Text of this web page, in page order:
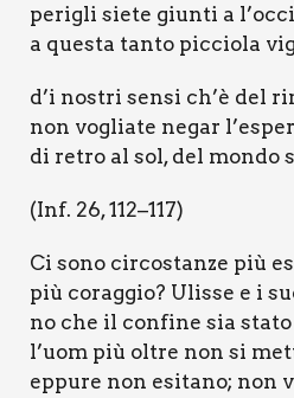
peri­gli sie­te giun­ti a
a que­sta tan­to pic­cio­la
d’i nostri sen­si ch’è del
non voglia­te negar
di retro al sol, del mon­do
(Inf. 26, 112–117)
Ci sono cir­co­stan­ze più
più corag­gio? Ulis­se e i
no che il con­fi­ne sia
l’uom più oltre non si
eppu­re non esi­ta­no; non